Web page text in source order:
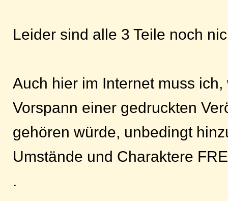
Leider sind alle 3 Teile noch
Auch hier im Internet muss
Vorspann einer gedruckten
gehören würde, unbedingt
Umstände und Charaktere
.